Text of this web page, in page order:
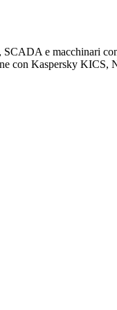
e macchinari
con Kaspersky KICS,